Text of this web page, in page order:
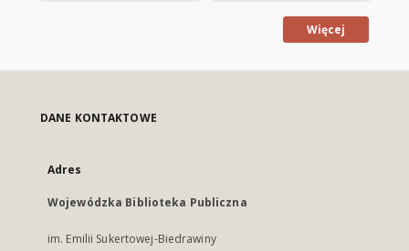
Więcej
DANE KONTAKTOWE
Adres
Wojewódzka Biblioteka Publiczna
im. Emilii Sukertowej-Biedrawiny